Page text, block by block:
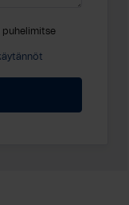
puhelimitse